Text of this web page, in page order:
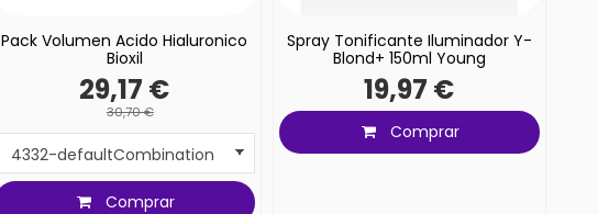
Pack Volumen Acido Hialuronico
Bioxil
29,17 €
30,70 €
Comprar
Spray Tonificante Iluminador Y-
Blond+ 150ml Young
19,97 €
Comprar